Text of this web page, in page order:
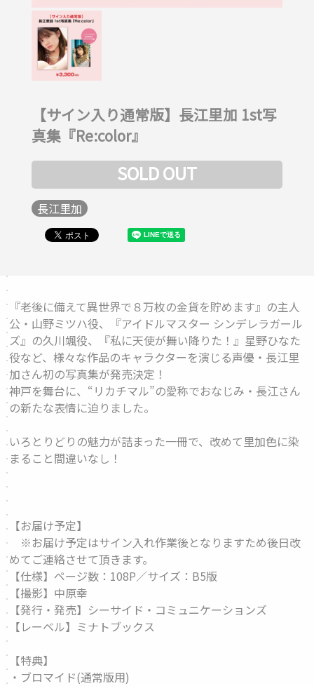
【サイン入り通常版】長江里加 1st写
真集『Re:color』
SOLD OUT
長江里加
『老後に備えて異世界で８万枚の金貨を貯めます』の主人
公・山野ミツハ役、『アイドルマスター シンデレラガール
ズ』の久川颯役、『私に天使が舞い降りた！』星野ひなた
役など、様々な作品のキャラクターを演じる声優・長江里
加さん初の写真集が発売決定！
神戸を舞台に、“リカチマル”の愛称でおなじみ・長江さん
の新たな表情に迫りました。
いろとりどりの魅力が詰まった一冊で、改めて里加色に染
まること間違いなし！
【お届け予定】
※お届け予定はサイン入れ作業後となりますため後日改
めてご連絡させて頂きます。
【仕様】ページ数：108P／サイズ：B5版
【撮影】中原幸
【発行・発売】シーサイド・コミュニケーションズ
【レーベル】ミナトブックス
【特典】
・ブロマイド(通常版用)